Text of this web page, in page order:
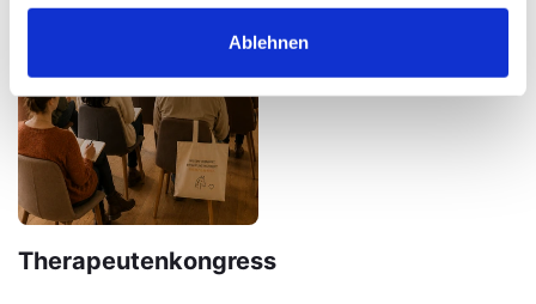
Ablehnen
Therapeutenkongress